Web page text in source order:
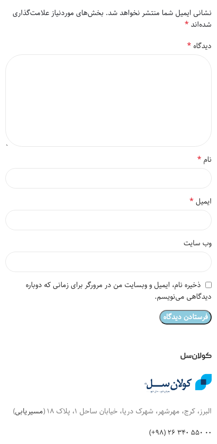
نشانی ایمیل شما منتشر نخواهد شد. بخش‌های موردنیاز علامت‌گذاری
شده‌اند*
دیدگاه*
نام*
ایمیل*
وب‌ سایت
ذخیره نام، ایمیل و وبسایت من در مرورگر برای زمانی که دوباره
دیدگاهی می‌نویسم.
کولان‌سل
البرز، کرج، مهرشهر، شهرک دریا، خیابان ساحل 1، پلاک 18 ( مسیریابی)
00 550 340 26 (98+)